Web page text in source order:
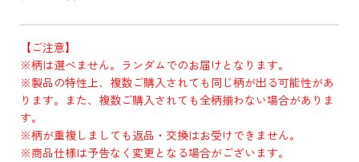
【ご注意】
※柄は選べません。ランダムでのお届けとなります。
※製品の特性上、複数ご購入されても同じ柄が出る可能性があ
ります。また、複数ご購入されても全柄揃わない場合がありま
す。
※柄が重複しましても返品・交換はお受けできません。
※商品仕様は予告なく変更となる場合がございます。